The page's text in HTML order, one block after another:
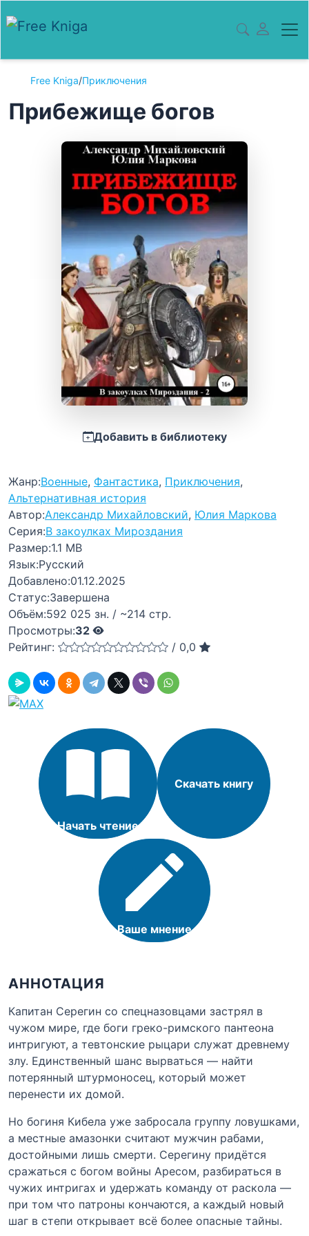
Free Kniga/Приключения
Прибежище богов
Добавить в библиотеку
Жанр:Военные, Фантастика, Приключения,
Альтернативная история
Автор:Александр Михайловский, Юлия Маркова
Серия:В закоулках Мироздания
Размер:1.1 MB
Язык:Русский
Добавлено:01.12.2025
Статус:Завершена
Объём:592 025 зн. / ~214 стр.
Просмотры:32
Рейтинг:
/ 0,0
Начать чтение
Скачать книгу
Ваше мнение
АННОТАЦИЯ
Капитан Серегин со спецназовцами застрял в
чужом мире, где боги греко-римского пантеона
интригуют, а тевтонские рыцари служат древнему
злу. Единственный шанс вырваться — найти
потерянный штурмоносец, который может
перенести их домой.
Но богиня Кибела уже забросала группу ловушками,
а местные амазонки считают мужчин рабами,
достойными лишь смерти. Серегину придётся
сражаться с богом войны Аресом, разбираться в
чужих интригах и удержать команду от раскола —
при том что патроны кончаются, а каждый новый
шаг в степи открывает всё более опасные тайны.